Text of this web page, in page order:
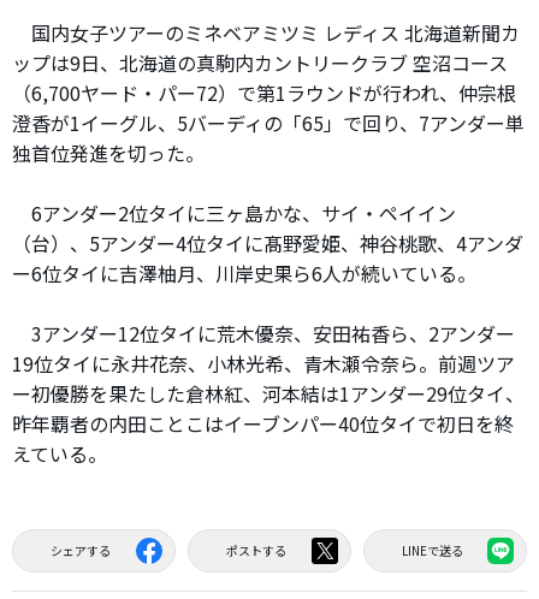
国内女子ツアーのミネベアミツミ レディス 北海道新聞カ
ップは9日、北海道の真駒内カントリークラブ 空沼コース
（6,700ヤード・パー72）で第1ラウンドが行われ、仲宗根
澄香が1イーグル、5バーディの「65」で回り、7アンダー単
独首位発進を切った。
6アンダー2位タイに三ヶ島かな、サイ・ペイイン
（台）、5アンダー4位タイに髙野愛姫、神谷桃歌、4アンダ
ー6位タイに吉澤柚月、川岸史果ら6人が続いている。
3アンダー12位タイに荒木優奈、安田祐香ら、2アンダー
19位タイに永井花奈、小林光希、青木瀬令奈ら。前週ツア
ー初優勝を果たした倉林紅、河本結は1アンダー29位タイ、
昨年覇者の内田ことこはイーブンパー40位タイで初日を終
えている。
シェアする ポストする LINEで送る